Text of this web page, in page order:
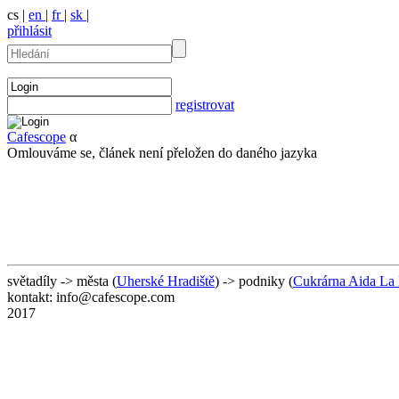
cs | en | fr | sk |
přihlásit
registrovat
Cafescope α
Omlouváme se, článek není přeložen do daného jazyka
světadíly -> města (Uherské Hradiště) -> podniky (Cukrárna Aida La
kontakt: info@cafescope.com
2017